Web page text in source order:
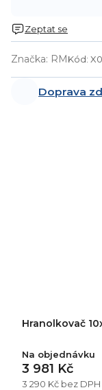
Značka: RMKód:
Zeptat se
Doprava
Hranolkovač
Na objednávku
3 290 Kč bez DPH
3 981 Kč